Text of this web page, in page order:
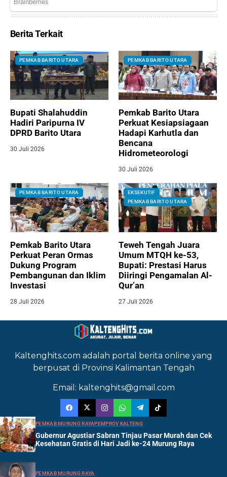
Berita Terkait
PEMKAB BARITO UTARA
Bupati Shalahuddin
Hadiri Paripurna IV
DPRD Barito Utara
30 Juli 2026
PEMKAB BARITO UTARA
Pemkab Barito Utara
Perkuat Kesiapsiagaan
Hadapi Karhutla dan
Bencana
Hidrometeorologi
30 Juli 2026
PEMKAB BARITO UTARA
Pemkab Barito Utara
Perkuat Peran Ormas
Dukung Program
Pembangunan dan Iklim
Investasi
28 Juli 2026
EKSEKUTIF
PEMKAB BARITO UTARA
Teweh Tengah Juara
Umum MTQH ke-53,
Bupati: Prestasi Harus
Diiringi Pengamalan Al-
Qur’an
27 Juli 2026
Kaltenghits.com adalah portal berita online yang
berpusat di Provinsi Kalimantan Tengah
Email: kaltenghits@gmail.com
PEMKAB MURUNG RAYAPEMPROV KALTENG
Gubernur Agustiar Sabran Tinjau Pasar Murah dan Cek
Kesehatan Gratis di Hari Jadi ke-24 Murung Raya
PEMKAB MURUNG RAYA